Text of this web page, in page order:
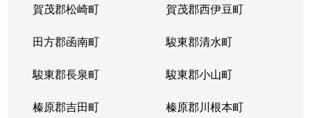
賀茂郡松崎町 賀茂郡西伊豆町
田方郡函南町 駿東郡清水町
駿東郡長泉町 駿東郡小山町
榛原郡吉田町 榛原郡川根本町